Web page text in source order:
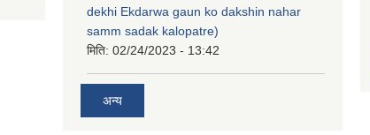
dekhi Ekdarwa gaun ko dakshin nahar
samm sadak kalopatre)
मिति: 02/24/2023 - 13:42
अन्य